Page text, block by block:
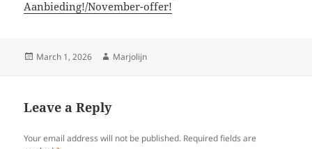
Aanbieding!/November-offer!
Posted
March 1, 2026 Author
Marjolijn
Leave a Reply
Your email address will not be published. Required fields are